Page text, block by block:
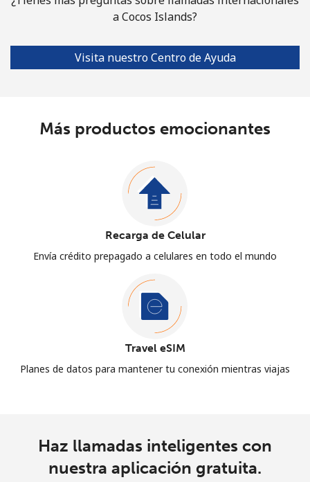
a Cocos Islands?
Visita nuestro Centro de Ayuda
Más productos emocionantes
Recarga de Celular
Envía crédito prepagado a celulares en todo el mundo
Travel eSIM
Planes de datos para mantener tu conexión mientras viajas
Haz llamadas inteligentes con
nuestra aplicación gratuita.